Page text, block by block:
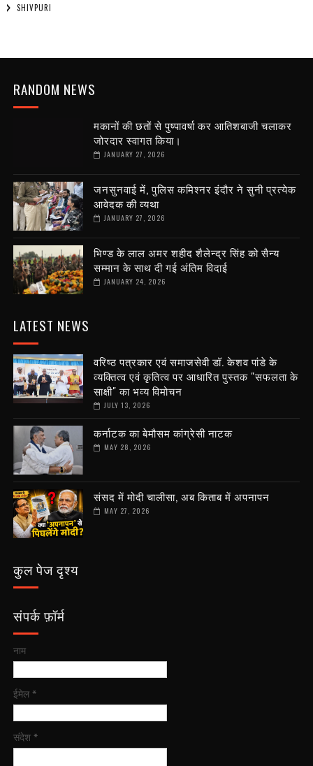
SHIVPURI
RANDOM NEWS
मकानों की छतों से पुष्पावर्षा कर आतिशबाजी चलाकर
जोरदार स्वागत किया।
JANUARY 27, 2026
जनसुनवाई में, पुलिस कमिश्नर इंदौर ने सुनी प्रत्येक
आवेदक की व्यथा
JANUARY 27, 2026
भिण्ड के लाल अमर शहीद शैलेन्द्र सिंह को सैन्य
सम्मान के साथ दी गई अंतिम विदाई
JANUARY 24, 2026
LATEST NEWS
वरिष्ठ पत्रकार एवं समाजसेवी डॉ. केशव पांडे के
व्यक्तित्व एवं कृतित्व पर आधारित पुस्तक "सफलता के
साक्षी" का भव्य विमोचन
JULY 13, 2026
कर्नाटक का बेमौसम कांग्रेसी नाटक
MAY 28, 2026
संसद में मोदी चालीसा, अब किताब में अपनापन
MAY 27, 2026
कुल पेज दृश्य
संपर्क फ़ॉर्म
नाम
ईमेल *
संदेश *